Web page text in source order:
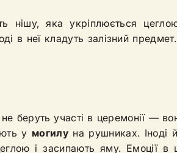
нішу, яка укріплюється
в неї кладуть залізний
не беруть участі в церемонії —
у могилуна рушниках. Іноді
і засипають яму. Емоції